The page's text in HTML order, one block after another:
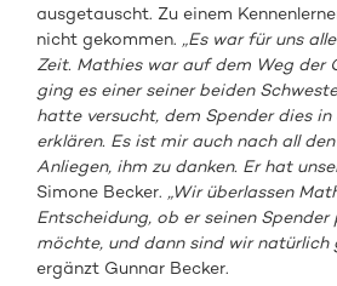
ausgetauscht. Zu einem
nicht gekommen. „Es war für uns
Zeit. Mathies war auf dem Weg der
ging es einer seiner beiden
hatte versucht, dem Spender dies
erklären. Es ist mir auch nach all
Anliegen, ihm zu danken. Er hat
Simone Becker. „Wir überlassen
Entscheidung, ob er seinen
möchte, und dann sind wir natürlich
ergänzt Gunnar Becker.